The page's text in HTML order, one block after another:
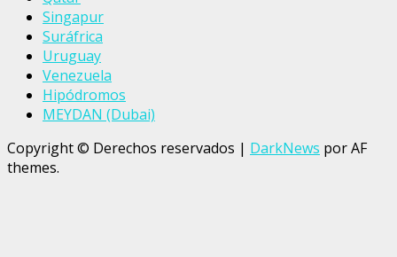
Singapur
Suráfrica
Uruguay
Venezuela
Hipódromos
MEYDAN (Dubai)
Copyright © Derechos reservados | DarkNews por AF
themes.